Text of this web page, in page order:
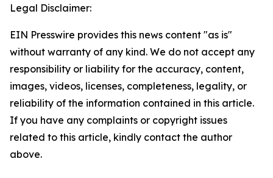
Legal Disclaimer:
EIN Presswire provides this news content "as is"
without warranty of any kind. We do not accept any
responsibility or liability for the accuracy, content,
images, videos, licenses, completeness, legality, or
reliability of the information contained in this article.
If you have any complaints or copyright issues
related to this article, kindly contact the author
above.